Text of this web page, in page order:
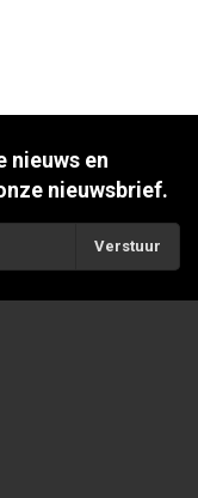
nieuws en
nieuwsbrief.
Verstuur